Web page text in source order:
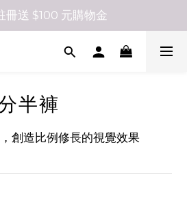
冊送 $100 元購物金
半褲
創造比例修長的視覺效果